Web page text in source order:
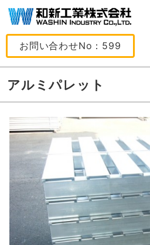
お問い合わせNo：599
アルミパレット